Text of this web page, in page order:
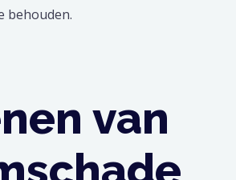
behouden.
van